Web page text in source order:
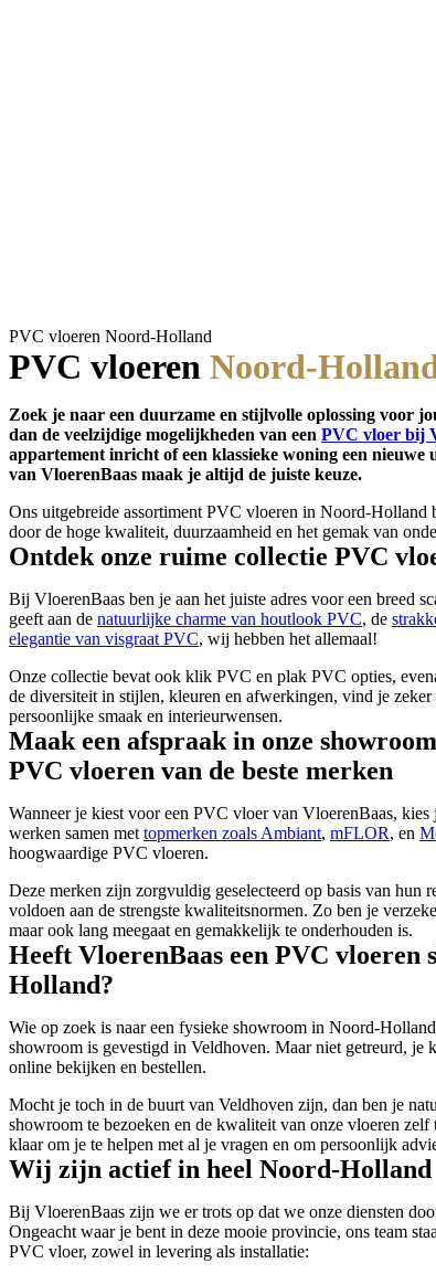
PVC vloeren Noord-Holland
PVC vloeren Noord-
Zoek je naar een duurzame en stijlvolle oplossing voor
dan de veelzijdige mogelijkheden van een PVC vloer bij
appartement inricht of een klassieke woning een
van VloerenBaas maak je altijd de juiste keuze.
Ons uitgebreide assortiment PVC vloeren in Noord-Holland
door de hoge kwaliteit, duurzaamheid en het gemak van
Ontdek onze ruime collectie PVC
Bij VloerenBaas ben je aan het juiste adres voor een breed
geeft aan de natuurlijke charme van houtlook PVC, de
elegantie van visgraat PVC, wij hebben het allemaal!
Onze collectie bevat ook klik PVC en plak PVC opties,
de diversiteit in stijlen, kleuren en afwerkingen, vind je
persoonlijke smaak en interieurwensen.
Maak een afspraak in onze showroom
PVC vloeren van de beste merken
Wanneer je kiest voor een PVC vloer van VloerenBaas,
werken samen met topmerken zoals Ambiant, mFLOR, en
hoogwaardige PVC vloeren.
Deze merken zijn zorgvuldig geselecteerd op basis van hun
voldoen aan de strengste kwaliteitsnormen. Zo ben je
maar ook lang meegaat en gemakkelijk te onderhouden is.
Heeft VloerenBaas een PVC vloeren
Holland?
Wie op zoek is naar een fysieke showroom in Noord-
showroom is gevestigd in Veldhoven. Maar niet getreurd,
online bekijken en bestellen.
Mocht je toch in de buurt van Veldhoven zijn, dan ben je
showroom te bezoeken en de kwaliteit van onze vloeren zelf
klaar om je te helpen met al je vragen en om persoonlijk
Wij zijn actief in heel Noord-Holland
Bij VloerenBaas zijn we er trots op dat we onze diensten
Ongeacht waar je bent in deze mooie provincie, ons team
PVC vloer, zowel in levering als installatie: